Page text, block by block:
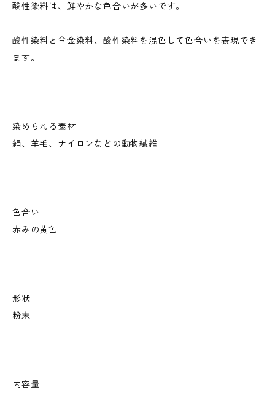
酸性染料は、鮮やかな色合いが多いです。
酸性染料と含金染料、酸性染料を混色して色合いを表現でき
ます。
染められる素材
絹、羊毛、ナイロンなどの動物繊維
色合い
赤みの黄色
形状
粉末
内容量